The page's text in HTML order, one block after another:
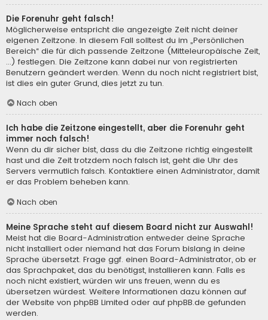
Die Forenuhr geht falsch!
Möglicherweise entspricht die angezeigte Zeit nicht deiner
eigenen Zeitzone. In diesem Fall solltest du im „Persönlichen
Bereich“ die für dich passende Zeitzone (Mitteleuropäische Zeit,
...) festlegen. Die Zeitzone kann dabei nur von registrierten
Benutzern geändert werden. Wenn du noch nicht registriert bist,
ist dies ein guter Grund, dies jetzt zu tun.
Nach oben
Ich habe die Zeitzone eingestellt, aber die Forenuhr geht
immer noch falsch!
Wenn du dir sicher bist, dass du die Zeitzone richtig eingestellt
hast und die Zeit trotzdem noch falsch ist, geht die Uhr des
Servers vermutlich falsch. Kontaktiere einen Administrator, damit
er das Problem beheben kann.
Nach oben
Meine Sprache steht auf diesem Board nicht zur Auswahl!
Meist hat die Board-Administration entweder deine Sprache
nicht installiert oder niemand hat das Forum bislang in deine
Sprache übersetzt. Frage ggf. einen Board-Administrator, ob er
das Sprachpaket, das du benötigst, installieren kann. Falls es
noch nicht existiert, würden wir uns freuen, wenn du es
übersetzen würdest. Weitere Informationen dazu können auf
der Website von phpBB Limited oder auf phpBB.de gefunden
werden.